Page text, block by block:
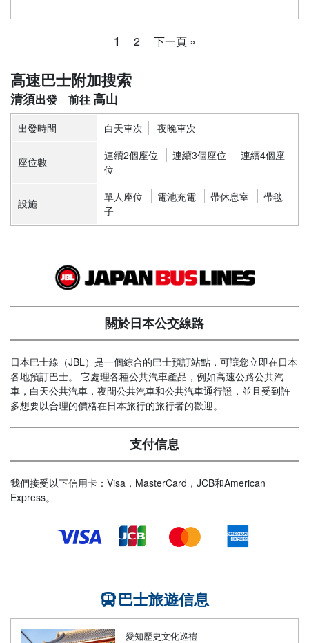
1 2 下一頁 »
高速巴士附加搜索
清須 高山
出發時間 白天車次 夜晚車次
座位數 連續2個座位 連續3個座位
連續4個座
位
設施 單人座位 電池充電 帶休息室
帶毯
子
關於日本公交線路
日本巴士線（JBL）是一個綜合的巴士預訂站點，可讓您立即在日本
各地預訂巴士。 它處理各種公共汽車產品，例如高速公路公共汽
車，白天公共汽車，夜間公共汽車和公共汽車通行證，並且受到許
多想要以合理的價格在日本旅行的旅行者的歡迎。
支付信息
我們接受以下信用卡：Visa，MasterCard，JCB和American
Express。
巴士旅遊信息
愛知歷史文化巡禮